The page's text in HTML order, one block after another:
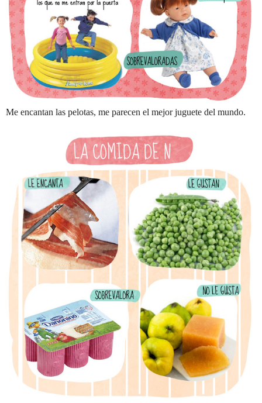
Me encantan las pelotas, me parecen el mejor juguete del mundo.